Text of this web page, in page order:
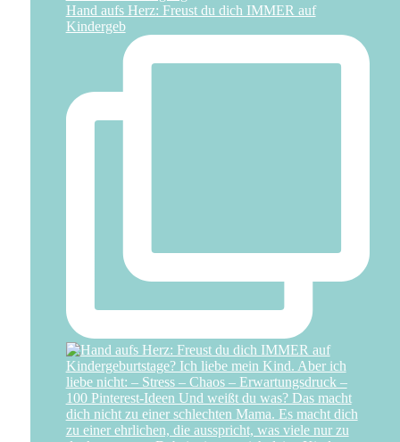
Hand aufs Herz: Freust du dich IMMER auf
Kindergeb